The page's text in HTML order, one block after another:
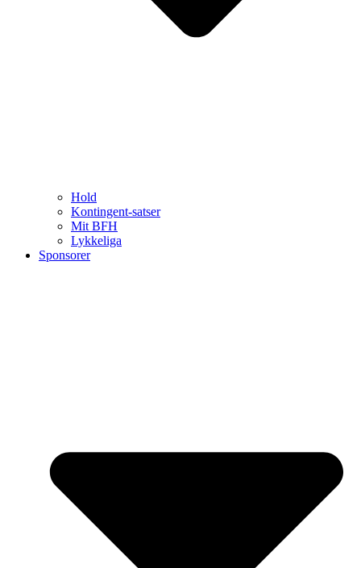
Hold
Kontingent-satser
Mit BFH
Lykkeliga
Sponsorer